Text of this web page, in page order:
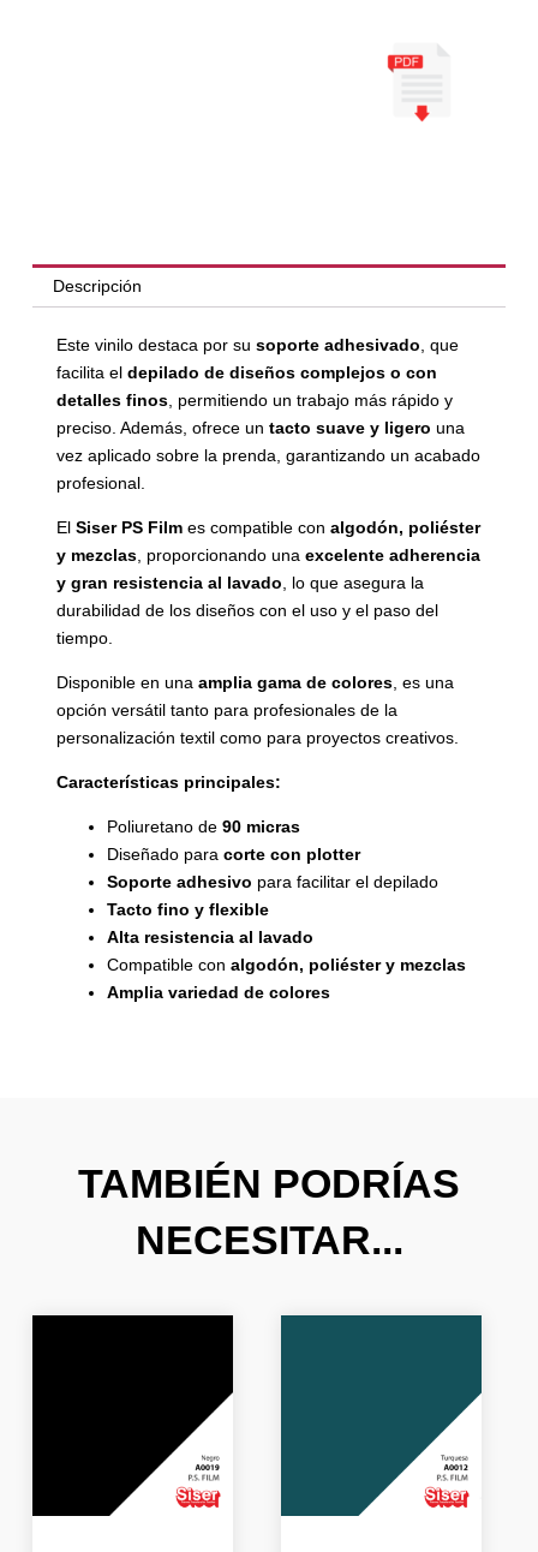
Descripción
Este vinilo destaca por su soporte adhesivado, que
facilita el depilado de diseños complejos o con
detalles finos, permitiendo un trabajo más rápido y
preciso. Además, ofrece un tacto suave y ligero una
vez aplicado sobre la prenda, garantizando un acabado
profesional.
El Siser PS Filmes compatible con algodón, poliéster
y mezclas, proporcionando una excelente adherencia
y gran resistencia al lavado, lo que asegura la
durabilidad de los diseños con el uso y el paso del
tiempo.
Disponible en una amplia gama de colores, es una
opción versátil tanto para profesionales de la
personalización textil como para proyectos creativos.
Características principales:
Poliuretano de 90 micras
Diseñado para corte con plotter
Soporte adhesivo para facilitar el depilado
Tacto fino y flexible
Alta resistencia al lavado
Compatible con algodón, poliéster y mezclas
Amplia variedad de colores
TAMBIÉN PODRÍAS
NECESITAR...
20,39 €.12,23 €.
20,39 €.12,23 €.